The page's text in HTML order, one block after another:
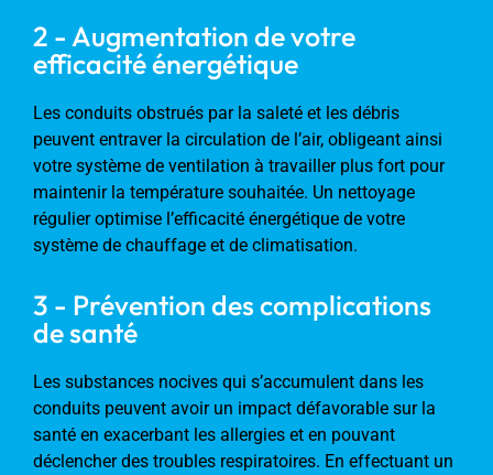
2 - Augmentation de votre
efficacité énergétique
Les conduits obstrués par la saleté et les débris
peuvent entraver la circulation de l’air, obligeant ainsi
votre système de ventilation à travailler plus fort pour
maintenir la température souhaitée. Un nettoyage
régulier optimise l’efficacité énergétique de votre
système de chauffage et de climatisation.
3 - Prévention des complications
de santé
Les substances nocives qui s’accumulent dans les
conduits peuvent avoir un impact défavorable sur la
santé en exacerbant les allergies et en pouvant
déclencher des troubles respiratoires. En effectuant un